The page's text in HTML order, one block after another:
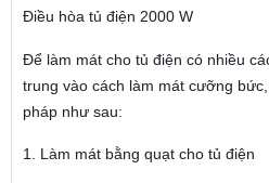
Điều hòa tủ điện 2000 W
Để làm mát cho tủ điện có nhiều
trung vào cách làm mát cưỡng
pháp như sau:
1. Làm mát bằng quạt cho tủ điện